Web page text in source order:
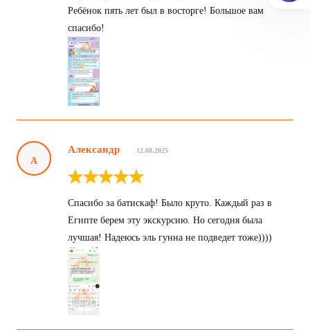
Ребёнок пять лет был в восторге! Большое вам
спасибо!
А
Александр 12.08.2025
Спасибо за батискаф! Было круто. Каждый раз в
Египте берем эту экскурсию. Но сегодня была
лучшая! Надеюсь эль гунна не подведет тоже))))